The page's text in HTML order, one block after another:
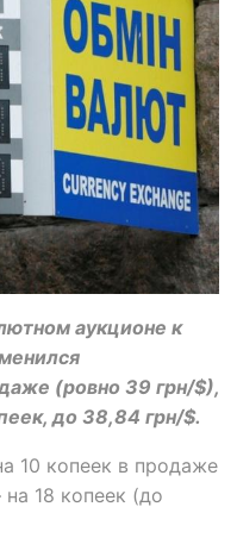
аукционе к
(ровно 39 грн/$),
до 38,84 грн/$.
10 копеек в продаже
на 18 копеек (до